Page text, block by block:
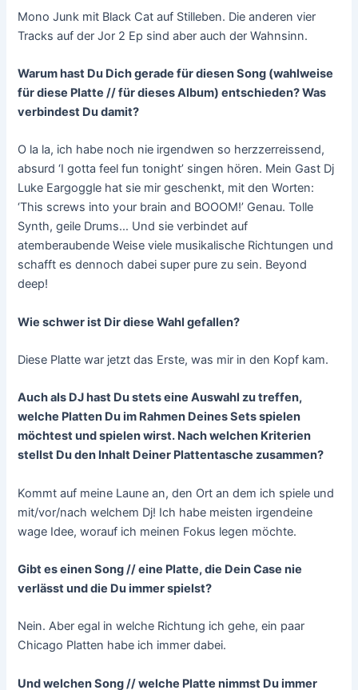
Mono Junk mit Black Cat auf Stilleben. Die anderen vier
Tracks auf der Jor 2 Ep sind aber auch der Wahnsinn.
Warum hast Du Dich gerade für diesen Song (wahlweise
für diese Platte // für dieses Album) entschieden? Was
verbindest Du damit?
O la la, ich habe noch nie irgendwen so herzzerreissend,
absurd ‘I gotta feel fun tonight’ singen hören. Mein Gast Dj
Luke Eargoggle hat sie mir geschenkt, mit den Worten:
‘This screws into your brain and BOOOM!’ Genau. Tolle
Synth, geile Drums… Und sie verbindet auf
atemberaubende Weise viele musikalische Richtungen und
schafft es dennoch dabei super pure zu sein. Beyond
deep!
Wie schwer ist Dir diese Wahl gefallen?
Diese Platte war jetzt das Erste, was mir in den Kopf kam.
Auch als DJ hast Du stets eine Auswahl zu treffen,
welche Platten Du im Rahmen Deines Sets spielen
möchtest und spielen wirst. Nach welchen Kriterien
stellst Du den Inhalt Deiner Plattentasche zusammen?
Kommt auf meine Laune an, den Ort an dem ich spiele und
mit/vor/nach welchem Dj! Ich habe meisten irgendeine
wage Idee, worauf ich meinen Fokus legen möchte.
Gibt es einen Song // eine Platte, die Dein Case nie
verlässt und die Du immer spielst?
Nein. Aber egal in welche Richtung ich gehe, ein paar
Chicago Platten habe ich immer dabei.
Und welchen Song // welche Platte nimmst Du immer